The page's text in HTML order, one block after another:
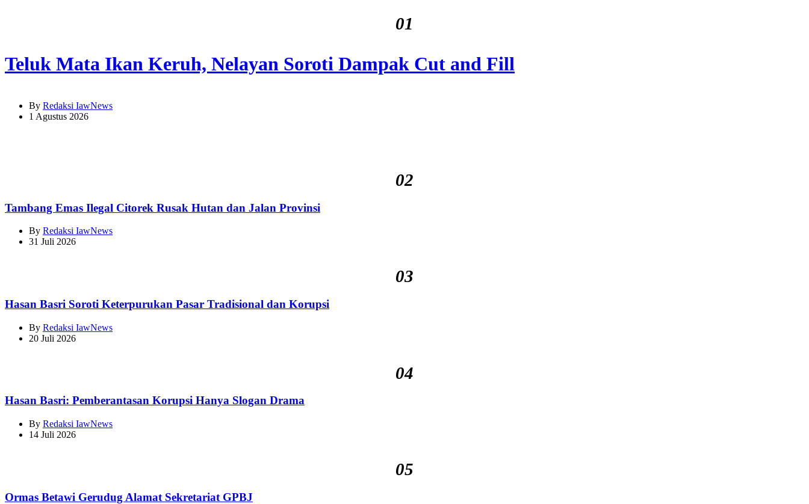
01
Teluk Mata Ikan Keruh, Nelayan Soroti Dampak Cut and Fill
By Redaksi IawNews
1 Agustus 2026
02
Tambang Emas Ilegal Citorek Rusak Hutan dan Jalan Provinsi
By Redaksi IawNews
31 Juli 2026
03
Hasan Basri Soroti Keterpurukan Pasar Tradisional dan Korupsi
By Redaksi IawNews
20 Juli 2026
04
Hasan Basri: Pemberantasan Korupsi Hanya Slogan Drama
By Redaksi IawNews
14 Juli 2026
05
Ormas Betawi Gerudug Alamat Sekretariat GPBJ